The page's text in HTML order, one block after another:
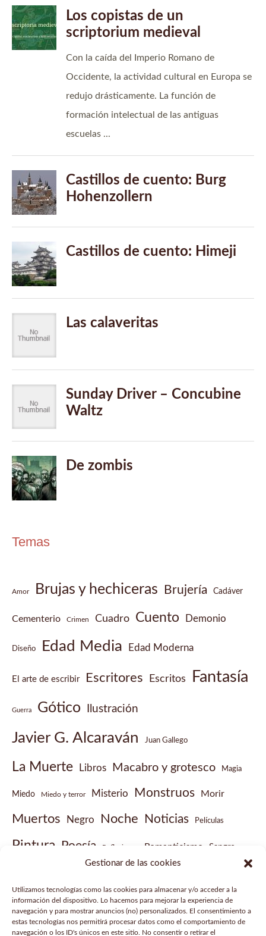
Gestionar de las cookies
Utilizamos tecnologías como las cookies para almacenar y/o acceder a la
información del dispositivo. Lo hacemos para mejorar la experiencia de
navegación y para mostrar anuncios (no) personalizados. El consentimiento a
estas tecnologías nos permitirá procesar datos como el comportamiento de
navegación o los ID's únicos en este sitio. No consentir o retirar el
Temas
Amor Brujas y hechiceras Brujería Cadáver
Cementerio Crimen Cuadro Cuento Demonio
Diseño Edad Media Edad Moderna
El arte de escribir Escritores Escritos Fantasía
Guerra Gótico Ilustración
Javier G. Alcaraván Juan Gallego
La Muerte Libros Macabro y grotesco Magia
Miedo Miedo y terror Misterio Monstruos Morir
Muertos Negro Noche Noticias Películas
Pintura Poesía Reflexiones Romanticismo Sangre
Vídeo musical